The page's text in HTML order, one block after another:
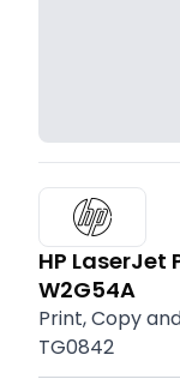
HP LaserJet
W2G54A
Print, Copy
TG0842